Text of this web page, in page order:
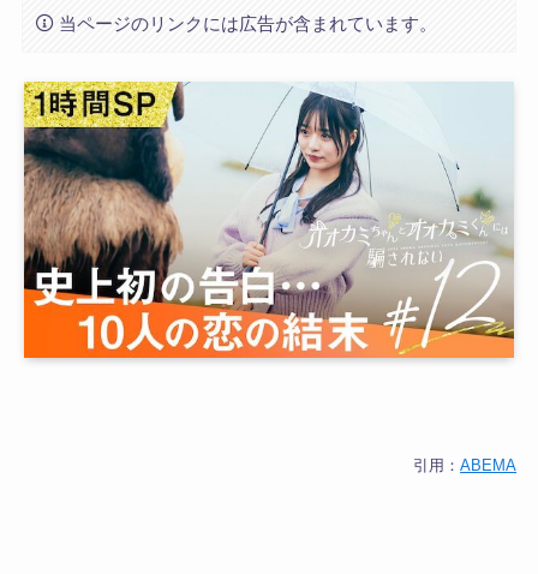
当ページのリンクには広告が含まれています。
引用：ABEMA